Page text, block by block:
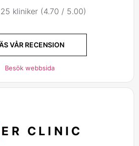
kliniker (4.70 / 5.00)
VÅR RECENSION
Besök webbsida
CLINIC